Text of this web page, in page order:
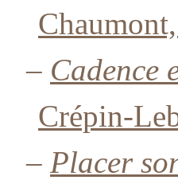
– Cadence
Crépin-
– Placer